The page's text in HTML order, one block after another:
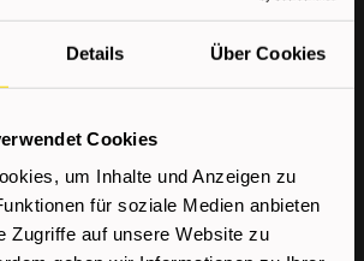
Details Über Cookies
Cookies
um Inhalte und Anzeigen zu
für soziale Medien anbieten
Zugriffe auf unsere Website zu
Einleitung
Messenger